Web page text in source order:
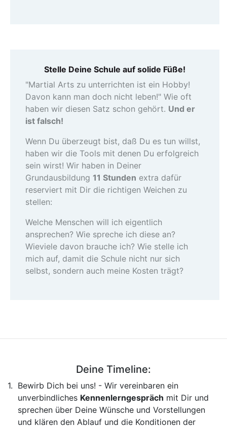
Stelle Deine Schule auf solide Füße!
"Martial Arts zu unterrichten ist ein Hobby!
Davon kann man doch nicht leben!" Wie oft
haben wir diesen Satz schon gehört. Und er
ist falsch!
Wenn Du überzeugt bist, daß Du es tun willst,
haben wir die Tools mit denen Du erfolgreich
sein wirst! Wir haben in Deiner
Grundausbildung 11 Stunden extra dafür
reserviert mit Dir die richtigen Weichen zu
stellen:
Welche Menschen will ich eigentlich
ansprechen? Wie spreche ich diese an?
Wieviele davon brauche ich? Wie stelle ich
mich auf, damit die Schule nicht nur sich
selbst, sondern auch meine Kosten trägt?
Deine Timeline:
Bewirb Dich bei uns! - Wir vereinbaren ein
unverbindliches Kennenlerngespräch mit Dir und
sprechen über Deine Wünsche und Vorstellungen
und klären den Ablauf und die Konditionen der